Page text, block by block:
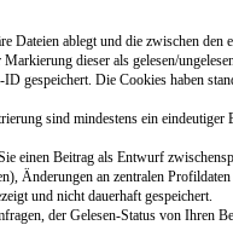
ablegt und die zwischen
dieser als gelesen/
gespeichert. Die Cookies haben
sind mindestens ein
einen Beitrag als Entwurf
Änderungen an zentralen
und nicht dauerhaft gespeichert.
der Gelesen-Status von Ihren